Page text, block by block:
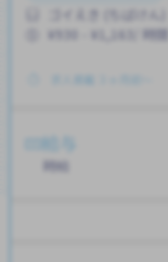
ゴイえき (ちばけん)
¥930 - ¥1,163/ 時間
求人掲載 ３ヶ月前〜
給与
時給